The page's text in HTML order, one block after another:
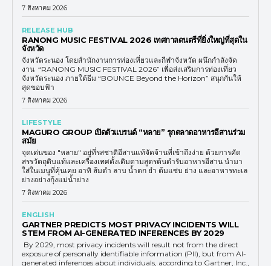
7 สิงหาคม 2026
RELEASE HUB
RANONG MUSIC FESTIVAL 2026 เทศกาลดนตรีที่ยิ่งใหญ่ที่สุดใน
จังหวัด
จังหวัดระนอง โดยสำนักงานการท่องเที่ยวและกีฬาจังหวัด ผนึกกำลังจัด
งาน “RANONG MUSIC FESTIVAL 2026” เพื่อส่งเสริมการท่องเที่ยว
จังหวัดระนอง ภายใต้ธีม “BOUNCE Beyond the Horizon” สนุกกันให้
สุดขอบฟ้า
7 สิงหาคม 2026
LIFESTYLE
MAGURO GROUP เปิดตัวแบรนด์ “หลาย” รุกตลาดอาหารอีสานร่วม
สมัย
จุดเด่นของ "หลาย" อยู่ที่รสชาติอีสานแท้จัดจ้านที่เข้าถึงง่าย ด้วยการคัด
สรรวัตถุดิบแท้และเครื่องเทศดั้งเดิมตามสูตรต้นตำรับอาหารอีสาน นำมา
ใส่ในเมนูที่คุ้นเคย อาทิ ส้มตำ ลาบ น้ำตก ยำ ต้มแซ่บ ย่าง และอาหารทะเล
ย่างอย่างกุ้งแม่น้ำย่าง
7 สิงหาคม 2026
ENGLISH
GARTNER PREDICTS MOST PRIVACY INCIDENTS WILL
STEM FROM AI-GENERATED INFERENCES BY 2029
By 2029, most privacy incidents will result not from the direct
exposure of personally identifiable information (PII), but from AI-
generated inferences about individuals, according to Gartner, Inc.,